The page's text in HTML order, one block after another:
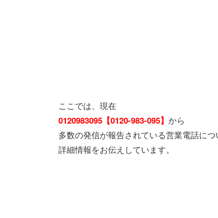
ここでは、現在
0120983095【0120-983-095】 から
多数の発信が報告されている営業電話に
詳細情報をお伝えしています。